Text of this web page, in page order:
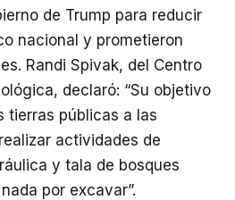
de Trump para reducir
nacional y prometieron
Randi Spivak, del Centro
declaró: “Su objetivo
tierras públicas a las
actividades de
y tala de bosques
por excavar”.